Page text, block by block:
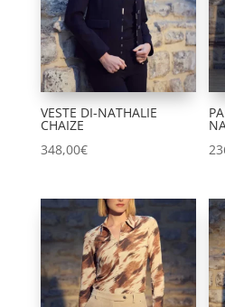
VESTE DI-NATHALIE
CHAIZE
348,00€